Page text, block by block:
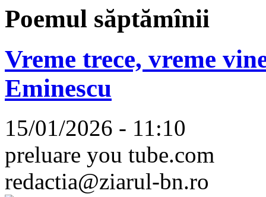
Poemul săptămînii
Vreme trece, vreme
Eminescu
15/01/2026 - 11:10
preluare you tube.com
redactia@ziarul-bn.ro